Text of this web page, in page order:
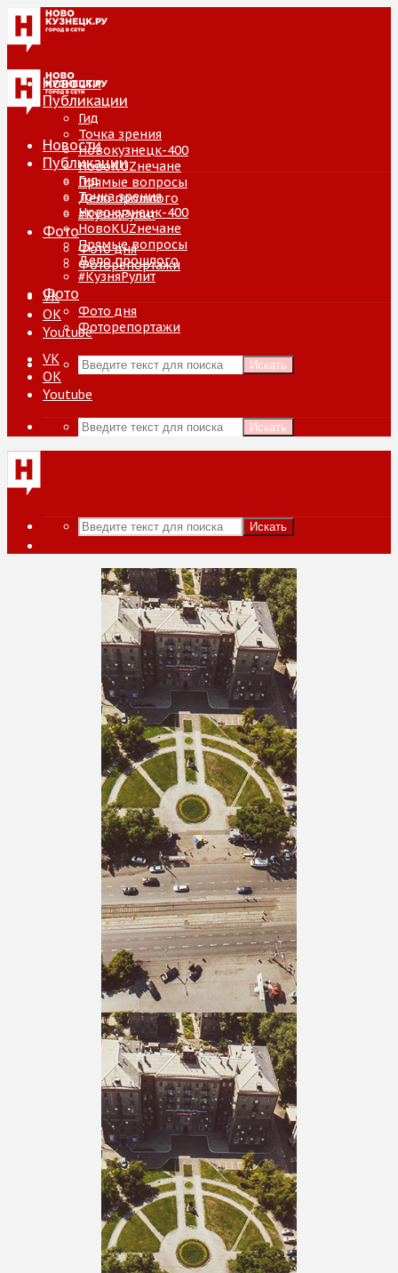
Новости
Публикации
Гид
Точка зрения
Новокузнецк-400
НовоKUZнечане
Прямые вопросы
Дело прошлого
#КузняРулит
Фото
Фото дня
Фоторепортажи
VK
ОК
Youtube
Искать
Новости
Публикации
Гид
Точка зрения
Новокузнецк-400
НовоKUZнечане
Прямые вопросы
Дело прошлого
#КузняРулит
Фото
Фото дня
Фоторепортажи
VK
ОК
Youtube
Искать
Искать